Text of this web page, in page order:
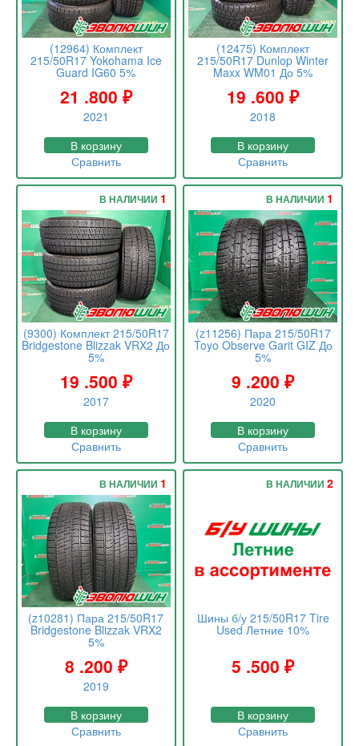
(12964) Комплект
215/50R17 Yokohama Ice
Guard IG60 5%
21 .800 ₽
2021
В корзину
Сравнить
(12475) Комплект
215/50R17 Dunlop Winter
Maxx WM01 До 5%
19 .600₽
2018
В корзину
Сравнить
(9300) Комплект 215/50R17
Bridgestone Blizzak VRX2 До
5%
19 .500 ₽
2017
В НАЛИЧИИ 1
В корзину
Сравнить
(z11256) Пара 215/50R17
Toyo Observe Garit GIZ До
5%
9 .200₽
2020
В НАЛИЧИИ 1
В корзину
Сравнить
(z10281) Пара 215/50R17
Bridgestone Blizzak VRX2
5%
8 .200 ₽
2019
В НАЛИЧИИ 1
В корзину
Сравнить
Шины б/у 215/50R17 Tire
Used Летние 10%
5 .500₽
В НАЛИЧИИ 2
В корзину
Сравнить